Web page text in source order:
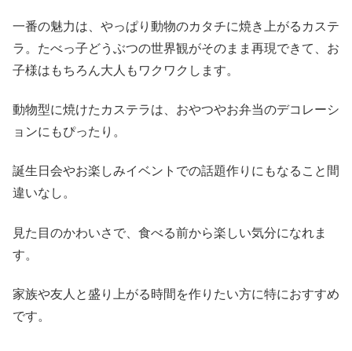
一番の魅力は、やっぱり動物のカタチに焼き上がるカステ
ラ。たべっ子どうぶつの世界観がそのまま再現できて、お
子様はもちろん大人もワクワクします。
動物型に焼けたカステラは、おやつやお弁当のデコレーシ
ョンにもぴったり。
誕生日会やお楽しみイベントでの話題作りにもなること間
違いなし。
見た目のかわいさで、食べる前から楽しい気分になれま
す。
家族や友人と盛り上がる時間を作りたい方に特におすすめ
です。